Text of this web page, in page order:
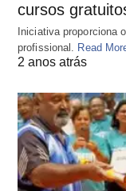
cursos
Iniciativa proporciona
profissional. Read
2 anos atrás